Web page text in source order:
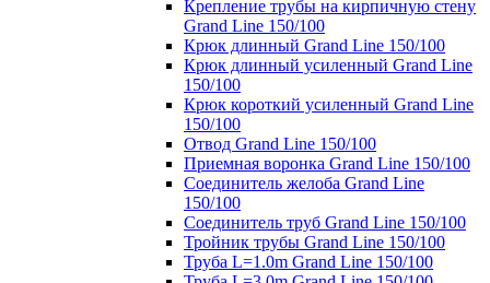
Крепление трубы на кирпичную стену
Grand Line 150/100
Крюк длинный Grand Line 150/100
Крюк длинный усиленный Grand Line
150/100
Крюк короткий усиленный Grand Line
150/100
Отвод Grand Line 150/100
Приемная воронка Grand Line 150/100
Соединитель желоба Grand Line
150/100
Соединитель труб Grand Line 150/100
Тройник трубы Grand Line 150/100
Труба L=1.0m Grand Line 150/100